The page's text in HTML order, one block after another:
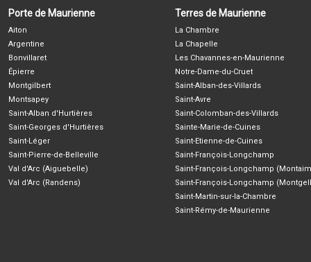
Porte de Maurienne
Aiton
Argentine
Bonvillaret
Épierre
Montgilbert
Montsapey
Saint-Alban d'Hurtières
Saint-Georges d'Hurtières
Saint-Léger
Saint-Pierre-de-Belleville
Val d'Arc (Aiguebelle)
Val d'Arc (Randens)
Terres de Maurienne
La Chambre
La Chapelle
Les Chavannes-en-Maurienne
Notre-Dame-du-Cruet
Saint-Alban-des-Villards
Saint-Avre
Saint-Colomban-des-Villards
Sainte-Marie-de-Cuines
Saint-Etienne-de-Cuines
Saint-François-Longchamp
Saint-François-Longchamp
Saint-François-Longchamp
Saint-Martin-sur-la-Chambre
Saint-Rémy-de-Maurienne